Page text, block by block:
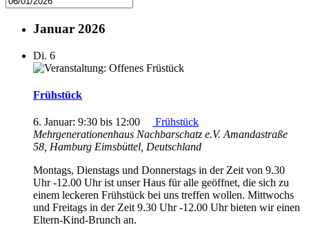
Januar 2026
Di. 6
Frühstück
6. Januar: 9:30 bis 12:00
Frühstück
Mehrgenerationenhaus Nachbarschatz e.V. Amandastraße
58, Hamburg Eimsbüttel, Deutschland
Montags, Dienstags und Donnerstags in der Zeit von 9.30
Uhr -12.00 Uhr ist unser Haus für alle geöffnet, die sich zu
einem leckeren Frühstück bei uns treffen wollen. Mittwochs
und Freitags in der Zeit 9.30 Uhr -12.00 Uhr bieten wir einen
Eltern-Kind-Brunch an.